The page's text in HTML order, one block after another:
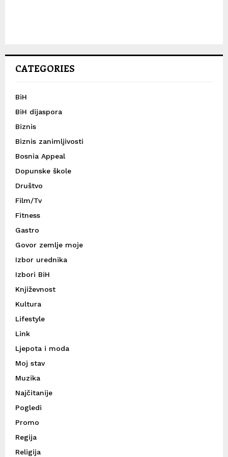
CATEGORIES
BiH
BiH dijaspora
Biznis
Biznis zanimljivosti
Bosnia Appeal
Dopunske škole
Društvo
Film/Tv
Fitness
Gastro
Govor zemlje moje
Izbor urednika
Izbori BiH
Književnost
Kultura
Lifestyle
Link
Ljepota i moda
Moj stav
Muzika
Najčitanije
Pogledi
Promo
Regija
Religija